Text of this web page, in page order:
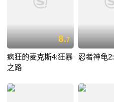
8.7
疯狂的麦克斯4:狂暴
之路
忍者神龟